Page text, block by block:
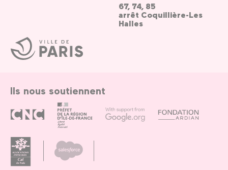
Ville
de
Paris
67, 74, 85
arrêt Coquillière-Les
Halles
Ils nous soutiennent